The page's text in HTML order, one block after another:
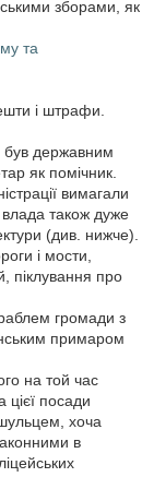
зборами, як
та
і штрафи.
був державним
як помічник.
вимагали
влада також дуже
(див. нижче).
і мости,
піклування про
громади з
примаром
на той час
цієї посади
хоча
в